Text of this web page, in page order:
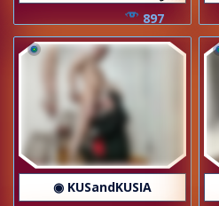
897
◉ KUSandKUSIA